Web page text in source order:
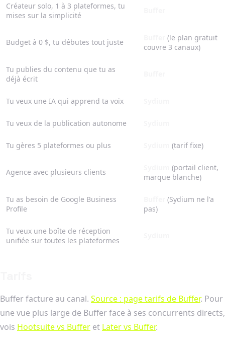
Créateur solo, 1 à 3 plateformes, tu
mises sur la simplicité
Budget à 0 $, tu débutes tout juste
(le plan gratuit
couvre 3 canaux)
Tu publies du contenu que tu as
déjà écrit
Tu veux une IA qui apprend ta voix
Tu veux de la publication autonome
Tu gères 5 plateformes ou plus (tarif fixe)
Agence avec plusieurs clients
(portail client,
marque blanche)
Tu as besoin de Google Business
Profile
(Sydium ne l'a
pas)
Tu veux une boîte de réception
unifiée sur toutes les plateformes
Buffer facture au canal. Source : page tarifs de Buffer. Pour
une vue plus large de Buffer face à ses concurrents directs,
vois Hootsuite vs Buffer et Later vs Buffer.